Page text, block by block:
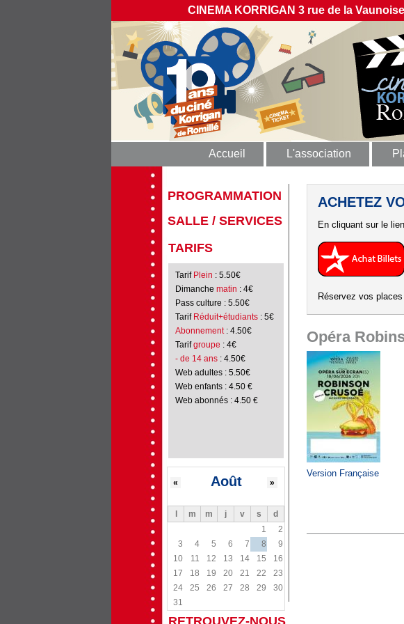
CINEMA KORRIGAN 3 rue de la
Accueil L'association
PROGRAMMATION
SALLE / SERVICES
TARIFS
Tarif Plein : 5.50€
Dimanche matin : 4€
Pass culture : 5.50€
Tarif Réduit+étudiants : 5€
Abonnement: 4.50€
Tarifgroupe : 4€
- de 14 ans: 4.50€
Web adultes : 5.50€
Web enfants : 4.50 €
Web abonnés : 4.50 €
Août
« »
m m j v s
d
1
2
3
4 5 6 7 8
9
10
11 12 13 14 15
16
17
18 19 20 21 22
23
24
25 26 27 28 29
30
31
ACHETEZ
En cliquant sur le
Réservez vos
Opéra
Version Française